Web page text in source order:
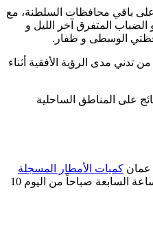
باقي محافظات السلطنة، مع
المتفرق آخر الليل و
الوسطى و ظفار.
تدني مدى الرؤية الأفقية أثناء
على المناطق الساحلية
عمان كميات الأمطار المسجلة
في محطات الرصد الجوي حتى الساعة السابعة صباحاً من اليوم 10